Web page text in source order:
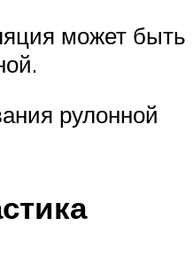
может быть
рулонной